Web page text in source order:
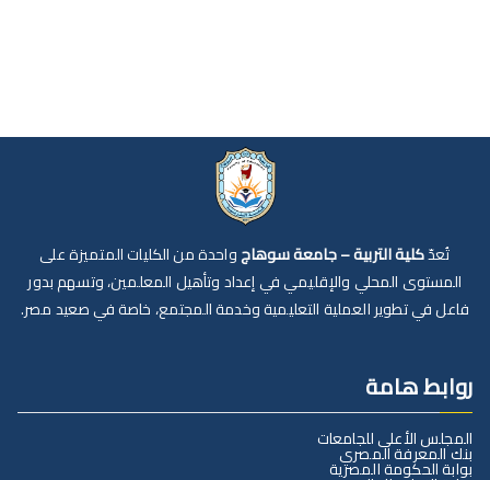
تُعدّكلية التربية – جامعة سوهاجواحدة من الكليات المتميزة على
المستوى المحلي والإقليمي في إعداد وتأهيل المعلمين، وتسهم بدور
فاعل في تطوير العملية التعليمية وخدمة المجتمع، خاصة في صعيد مصر.
روابط هامة
المجلس الأعلى للجامعات
بنك المعرفة المصري
بوابة الحكومة المصرية